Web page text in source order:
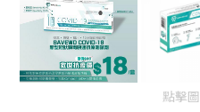
點擊